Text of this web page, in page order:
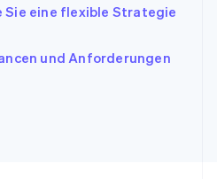
eine flexible Strategie
und Anforderungen